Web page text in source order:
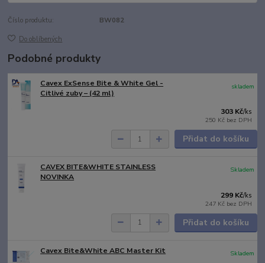
Číslo produktu: BW082
Do oblíbených
Podobné produkty
Cavex ExSense Bite & White Gel -
Citlivé zuby – (42 ml)
303 Kč/ks
250 Kč bez DPH
skladem
Přidat do košíku
CAVEX BITE&WHITE STAINLESS
NOVINKA
299 Kč/ks
247 Kč bez DPH
Skladem
Přidat do košíku
Cavex Bite&White ABC Master Kit
Skladem